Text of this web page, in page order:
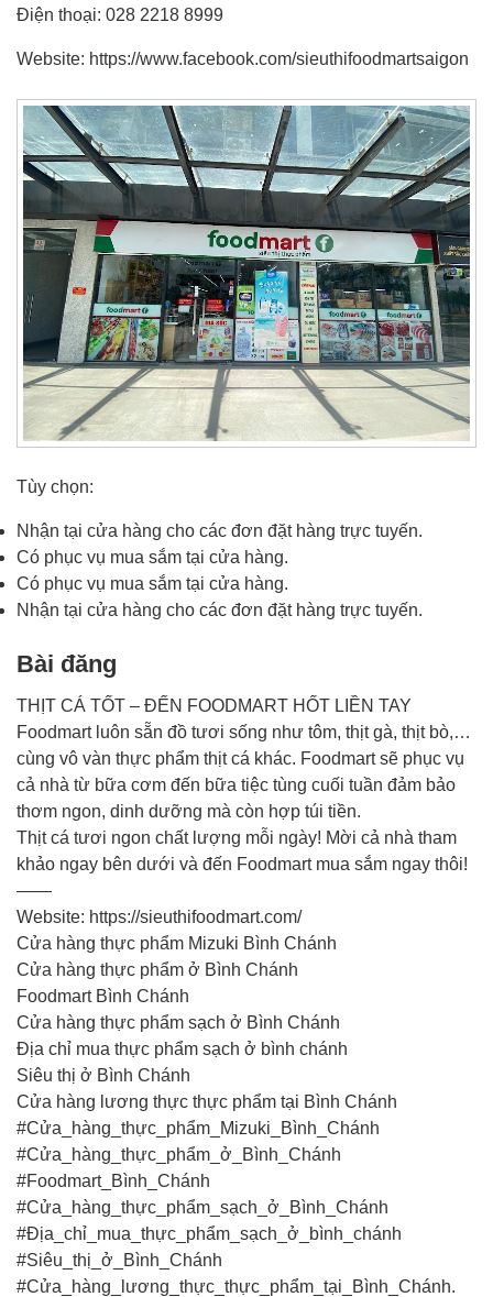
Điện thoại: 028 2218 8999
Website: https://www.facebook.com/sieuthifoodmartsaigon
Tùy chọn:
Nhận tại cửa hàng cho các đơn đặt hàng trực tuyến.
Có phục vụ mua sắm tại cửa hàng.
Có phục vụ mua sắm tại cửa hàng.
Nhận tại cửa hàng cho các đơn đặt hàng trực tuyến.
Bài đăng
THỊT CÁ TỐT – ĐẾN FOODMART HỐT LIỀN TAY
️Foodmart luôn sẵn đồ tươi sống như tôm, thịt gà, thịt bò,…
cùng vô vàn thực phẩm thịt cá khác. Foodmart sẽ phục vụ
cả nhà từ bữa cơm đến bữa tiệc tùng cuối tuần đảm bảo
thơm ngon, dinh dưỡng mà còn hợp túi tiền.
Thịt cá tươi ngon chất lượng mỗi ngày! Mời cả nhà tham
khảo ngay bên dưới và đến Foodmart mua sắm ngay thôi!
——
Website: https://sieuthifoodmart.com/
Cửa hàng thực phẩm Mizuki Bình Chánh
Cửa hàng thực phẩm ở Bình Chánh
Foodmart Bình Chánh
Cửa hàng thực phẩm sạch ở Bình Chánh
Địa chỉ mua thực phẩm sạch ở bình chánh
Siêu thị ở Bình Chánh
Cửa hàng lương thực thực phẩm tại Bình Chánh
#Cửa_hàng_thực_phẩm_Mizuki_Bình_Chánh
#Cửa_hàng_thực_phẩm_ở_Bình_Chánh
#Foodmart_Bình_Chánh
#Cửa_hàng_thực_phẩm_sạch_ở_Bình_Chánh
#Địa_chỉ_mua_thực_phẩm_sạch_ở_bình_chánh
#Siêu_thị_ở_Bình_Chánh
#Cửa_hàng_lương_thực_thực_phẩm_tại_Bình_Chánh.